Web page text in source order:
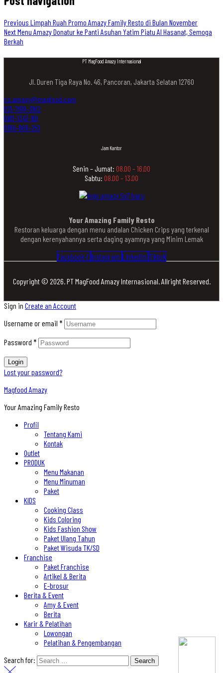
Previous Limpah Ruah Promo Amazy Family Resto di Bulan November
NextMenu Amazy Donatur ke Panti Asuhan Yatim Piatu Al Hasanat, Semoga
Berkah
PT MagFood Amazy Internasional
Jl. Duren Tiga Raya No. 46, Pancoran, Jakarta Selatan 12760
cs.amazy@magfood.com
021-7919-3162
0811-1347-161
0816-866-251
Jam Kantor
Senin – Jumat: 08.00 – 16.00
Sabtu: 08.00 – 13.00
Your Amazing Family Resto
Restoran keluarga dengan menu andalan Chicken Crips yang terkenal
dengan kerenyahannya serta daging ayamnya yang Minim Lemak
Facebook-f Instagram Linkedin Tiktok
Copyright © 2026. PT MagFood Amazy Internasional. Allright Reserved.
Sign in Create an Account
Username or email *
Password *
Login
Lost your password?
Magfood Amazy
Your Amazing Family Resto
Profil
Tentang Kami
Kontak
Outlet
PRODUK
Menu Makanan
Menu Minuman
Paket
KIDS
Cooking Class
Kids Coloring
Kids Fashion Show
Paket Ulang Tahun
Paket Wisuda TK/SD
Franchise
Paket Franchise
Artikel & Berita
E-brosur
Berita & Event
Amy & Event
Berita
Karir & Pelatihan
Lowongan
Pelatihan & Pengembangan
Search for: